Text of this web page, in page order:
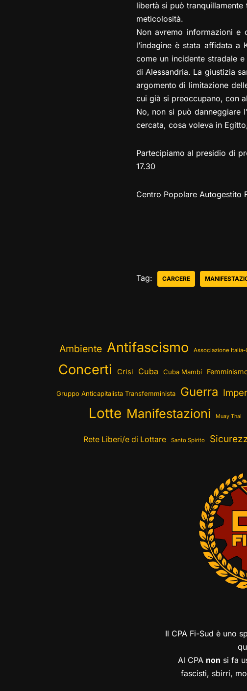
libertà si può
meticolosità.
Non avremo informazioni e
l’indagine è stata affidata a
come un incidente stradale
di Alessandria. La giustizia
argomento di limitazione
cui già si preoccupano, con
No, non si può danneggiare
cercata, cosa voleva in
Partecipiamo al presidio di
17.30
Centro Popolare Autogestito
Tag: CARCERE
Ambiente Antifascismo Associazione Italia-
Concerti Crisi Cuba Cuba Mambí
Gruppo Anticapitalista Transfemminista Guerra
Lotte Manifestazioni Muay Thai
Rete Liberi/e di Lottare Santo Spirito
Il CPA Fi-Sud è uno
Al CPA non si fa
fascisti, sbirri,